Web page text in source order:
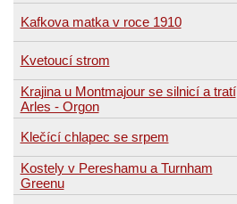
Kafkova matka v roce 1910
Kvetoucí strom
Krajina u Montmajour se silnicí a tratí
Arles - Orgon
Klečící chlapec se srpem
Kostely v Pereshamu a Turnham
Greenu